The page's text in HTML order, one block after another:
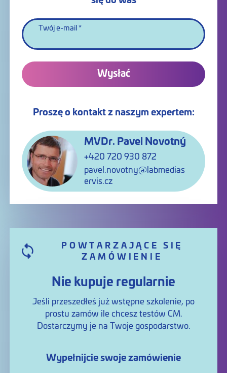
Twój e-mail
Wysłać
Proszę o kontakt z naszym expertem:
MVDr. Pavel Novotný
+420 720 930 872
pavel.novotny@labmedias
ervis.cz
POWTARZAJĄCE SIĘ
ZAMÓWIENIE
Nie kupuje regularnie
Jeśli przeszedłeś już wstępne szkolenie, po
prostu zamów ile chcesz testów CM.
Dostarczymy je na Twoje gospodarstwo.
Wypełnijcie swoje zamówienie